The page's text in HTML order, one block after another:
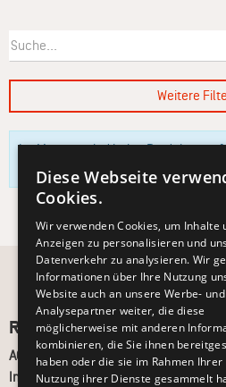
Weitere
Im Moment sind keine Produkte
es zu einem späteren Zeitpunkt
Recht und Ordnung
AGB
Impressum
Diese Webseite
Cookies.
Wir verwenden Cookies, um Inhalte
Anzeigen zu personalisieren und
Datenverkehr zu analysieren. Wir
Informationen über Ihre Nutzung
Website auch an unsere Werbe- und
Analysepartner weiter, die diese
möglicherweise mit anderen
kombinieren, die Sie ihnen
haben oder die sie im Rahmen Ihrer
Nutzung ihrer Dienste gesammelt